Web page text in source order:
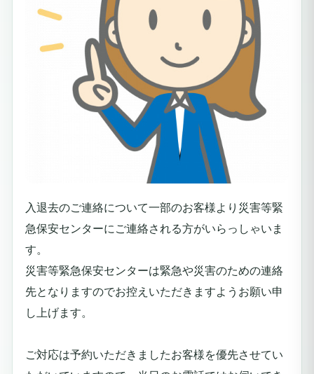
入退去のご連絡について一部のお客様より災害等緊
急保安センターにご連絡される方がいらっしゃいま
す。
災害等緊急保安センターは緊急や災害のための連絡
先となりますのでお控えいただきますようお願い申
し上げます。
ご対応は予約いただきましたお客様を優先させてい